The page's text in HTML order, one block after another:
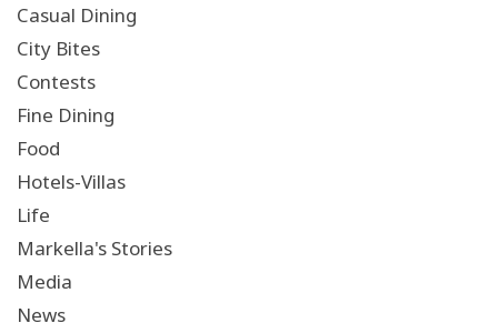
Casual Dining
City Bites
Contests
Fine Dining
Food
Hotels-Villas
Life
Markella's Stories
Media
News